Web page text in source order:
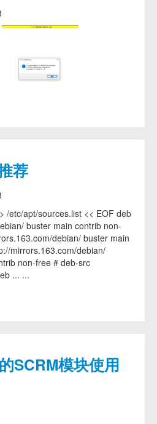
荐
/etc/apt/sources.list << EOF deb
buster main contrib non-
debian/ buster main
mirrors.163.com/debian/
non-free # deb-src
... ...
SCRM模块使用